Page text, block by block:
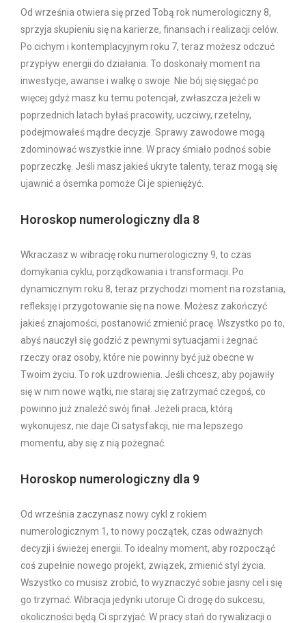
Od września otwiera się przed Tobą rok numerologiczny 8,
sprzyja skupieniu się na karierze, finansach i realizacji celów.
Po cichym i kontemplacyjnym roku 7, teraz możesz odczuć
przypływ energii do działania. To doskonały moment na
inwestycje, awanse i walkę o swoje. Nie bój się sięgać po
więcej gdyż masz ku temu potencjał, zwłaszcza jeżeli w
poprzednich latach byłaś pracowity, uczciwy, rzetelny,
podejmowałeś mądre decyzje. Sprawy zawodowe mogą
zdominować wszystkie inne. W pracy śmiało podnoś sobie
poprzeczkę. Jeśli masz jakieś ukryte talenty, teraz mogą się
ujawnić a ósemka pomoże Ci je spieniężyć.
Horoskop numerologiczny dla 8
Wkraczasz w wibrację roku numerologiczny 9, to czas
domykania cyklu, porządkowania i transformacji. Po
dynamicznym roku 8, teraz przychodzi moment na rozstania,
refleksję i przygotowanie się na nowe. Możesz zakończyć
jakieś znajomości, postanowić zmienić pracę. Wszystko po to,
abyś nauczył się godzić z pewnymi sytuacjami i żegnać
rzeczy oraz osoby, które nie powinny być już obecne w
Twoim życiu. To rok uzdrowienia. Jeśli chcesz, aby pojawiły
się w nim nowe wątki, nie staraj się zatrzymać czegoś, co
powinno już znaleźć swój finał. Jeżeli praca, którą
wykonujesz, nie daje Ci satysfakcji, nie ma lepszego
momentu, aby się z nią pożegnać.
Horoskop numerologiczny dla 9
Od września zaczynasz nowy cykl z rokiem
numerologicznym 1, to nowy początek, czas odważnych
decyzji i świeżej energii. To idealny moment, aby rozpocząć
coś zupełnie nowego projekt, związek, zmienić styl życia.
Wszystko co musisz zrobić, to wyznaczyć sobie jasny cel i się
go trzymać. Wibracja jedynki utoruje Ci drogę do sukcesu,
okoliczności będą Ci sprzyjać. W pracy stań do rywalizacji o